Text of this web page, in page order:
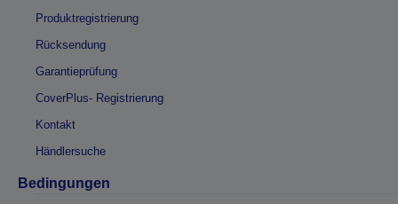
Produktregistrierung
Rücksendung
Garantieprüfung
CoverPlus- Registrierung
Kontakt
Händlersuche
Bedingungen